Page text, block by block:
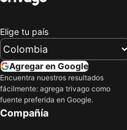
Hotel Almudaina
Alua Leo
Nakar Hotel
Houm Plaza Son Rigo
Hotel Playa Sol
Hotel Abelux
Hotel Bari
Elige tu país
Agregar en Google
Encuentra nuestros resultados
fácilmente: agrega trivago como
fuente preferida en Google.
Compañía